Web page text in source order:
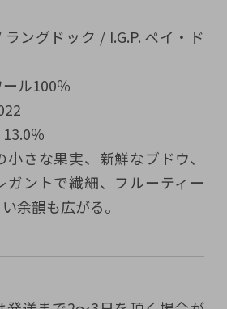
ングドック / I.G.P. ペイ・ド
ル100％
％
さな果実、新鮮なブドウ、
ガントで繊細、フルーティー
余韻も広がる。